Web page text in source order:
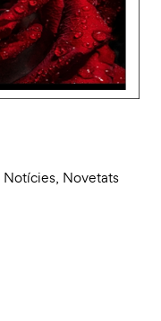
Notícies, Novetats